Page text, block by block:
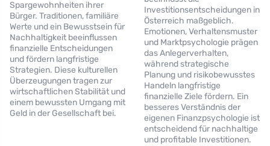
Spargewohnheiten ihrer
Bürger. Traditionen, familiäre
Werte und ein Bewusstsein für
Nachhaltigkeit beeinflussen
finanzielle Entscheidungen
und fördern langfristige
Strategien. Diese kulturellen
Überzeugungen tragen zur
wirtschaftlichen Stabilität und
einem bewussten Umgang mit
Geld in der Gesellschaft bei.
Investitionsentscheidungen in
Österreich maßgeblich.
Emotionen, Verhaltensmuster
und Marktpsychologie prägen
das Anlegerverhalten,
während strategische
Planung und risikobewusstes
Handeln langfristige
finanzielle Ziele fördern. Ein
besseres Verständnis der
eigenen Finanzpsychologie ist
entscheidend für nachhaltige
und profitable Investitionen.